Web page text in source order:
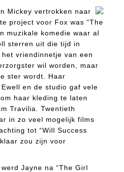
Mickey vertrokken naar
project voor Fox was “The
muzikale komedie waar al
sterren uit die tijd in
vriendinnetje van een
wil worden, maar
ster wordt. Haar
en de studio gaf vele
haar kleding te laten
Travilia. Twentieth
in zo veel mogelijk films
tot “Will Success
zou zijn voor
werd Jayne na “The Girl